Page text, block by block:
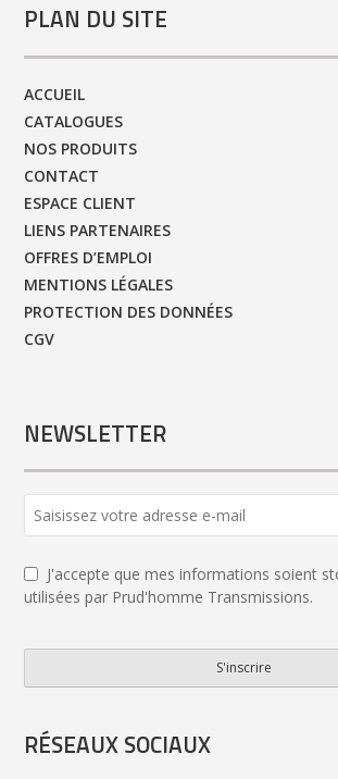
PLAN DU SITE
ACCUEIL
CATALOGUES
NOS PRODUITS
CONTACT
ESPACE CLIENT
LIENS PARTENAIRES
OFFRES D’EMPLOI
MENTIONS LÉGALES
PROTECTION DES DONNÉES
CGV
NEWSLETTER
Email *
J'accepte que mes informations soient
utilisées par Prud'homme Transmissions.
S'inscrire
RÉSEAUX SOCIAUX